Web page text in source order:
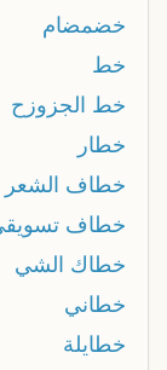
خضمضام
خط
خط الجزوزح
خطار
خطاف الشعر
خطاف
خطاك الشي
خطاني
خطايلة